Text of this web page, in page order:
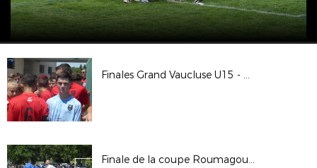
Finales Grand Vaucluse U15 - U17 - U19 / Vedène 2019
Finale de la coupe Roumagoux 2019 - Les Vignères / Cheval-Blanc